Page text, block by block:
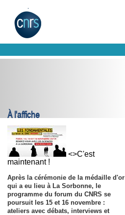
À l'affiche
<>C'est
maintenant !
Après la cérémonie de la médaille d'or
qui a eu lieu à La Sorbonne, le
programme du forum du CNRS se
poursuit les 15 et 16 novembre :
ateliers avec débats, interviews et